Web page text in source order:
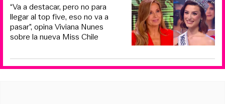
“Va a destacar, pero no para
llegar al top five, eso no va a
pasar”, opina Viviana Nunes
sobre la nueva Miss Chile